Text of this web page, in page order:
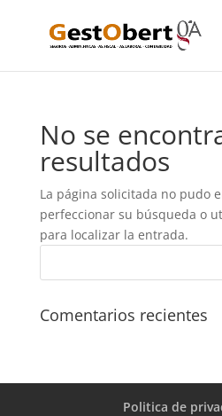
No se
resultados
La página solicitada no pudo
perfeccionar su búsqueda o
para localizar la entrada.
Comentarios recientes
Politica de